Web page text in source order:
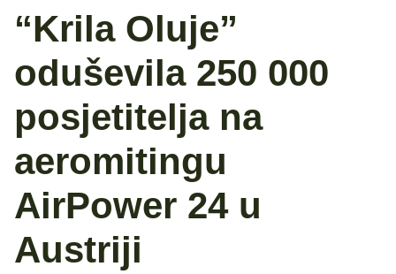
“Krila Oluje”
oduševila 250 000
posjetitelja na
aeromitingu
AirPower 24 u
Austriji